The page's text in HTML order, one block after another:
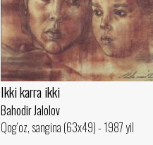
Ikki karra ikki
Bahodir Jalolov
Qog‘oz, sangina (63x49) - 1987 yil